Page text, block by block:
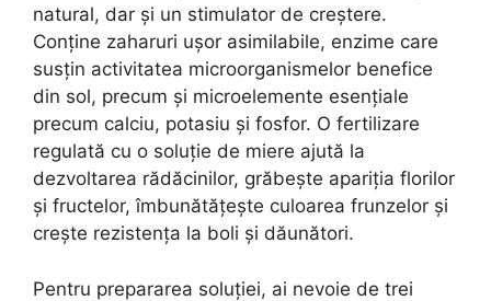
natural, dar și un stimulator de creștere.
Conține zaharuri ușor asimilabile, enzime care
susțin activitatea microorganismelor benefice
din sol, precum și microelemente esențiale
precum calciu, potasiu și fosfor. O fertilizare
regulată cu o soluție de miere ajută la
dezvoltarea rădăcinilor, grăbește apariția florilor
și fructelor, îmbunătățește culoarea frunzelor și
crește rezistența la boli și dăunători.
Pentru prepararea soluției, ai nevoie de trei